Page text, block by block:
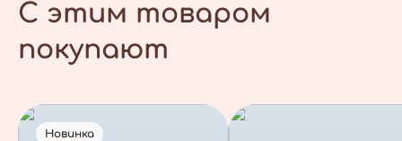
С этим товаром
покупают
Новинка